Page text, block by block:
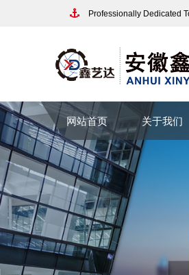
Professionally Dedicated
网站首页 关于我们